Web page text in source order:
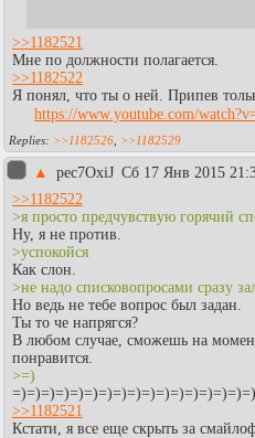
>>1182521
Мне по должности полагается.
>>1182522
Я понял, что ты о ней. Припев
https://www.youtube.com/
>>1182526 >>1182529
▲ pec7OxiJ Сб 17 Янв 2015
>>1182522
>я просто предчувствую горячий
Ну, я не против.
>успокойся
Как слон.
>не надо списковопросами сразу
Но ведь не тебе вопрос был задан.
Ты то че напрягся?
В любом случае, сможешь на
понравится.
>=)
>>1182521
Кстати, я все еще скрыть за